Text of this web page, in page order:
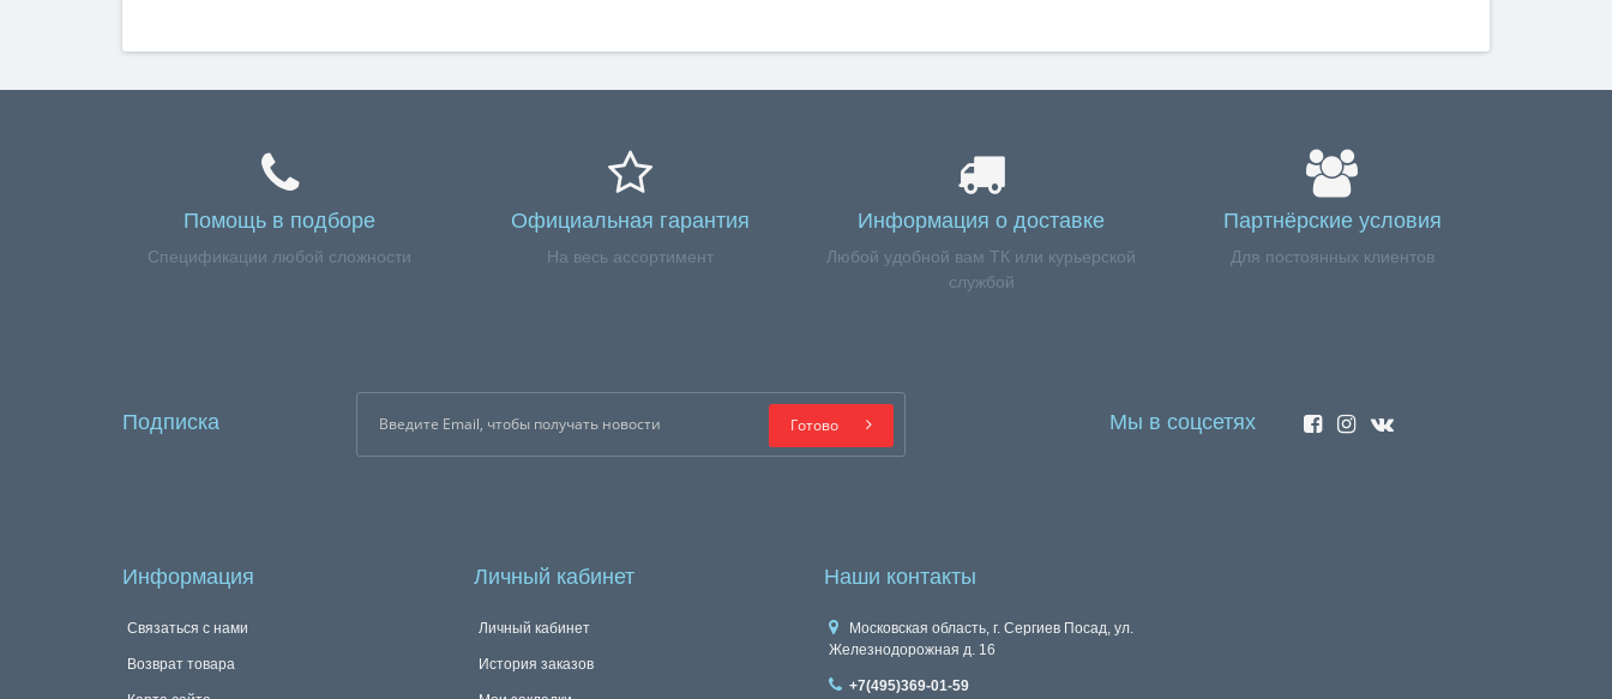
Помощь в подборе
Спецификации любой сложности
Официальная гарантия
На весь ассортимент
Информация о доставке
Любой удобной вам ТК или курьерской
службой
Партнёрские условия
Для постоянных клиентов
Подписка Готово Мы в соцсетях
Информация
Связаться с нами
Возврат товара
Личный кабинет
Личный кабинет
История заказов
Наши контакты
Московская область, г. Сергиев Посад, ул.
Железнодорожная д. 16
+7(495)369-01-59